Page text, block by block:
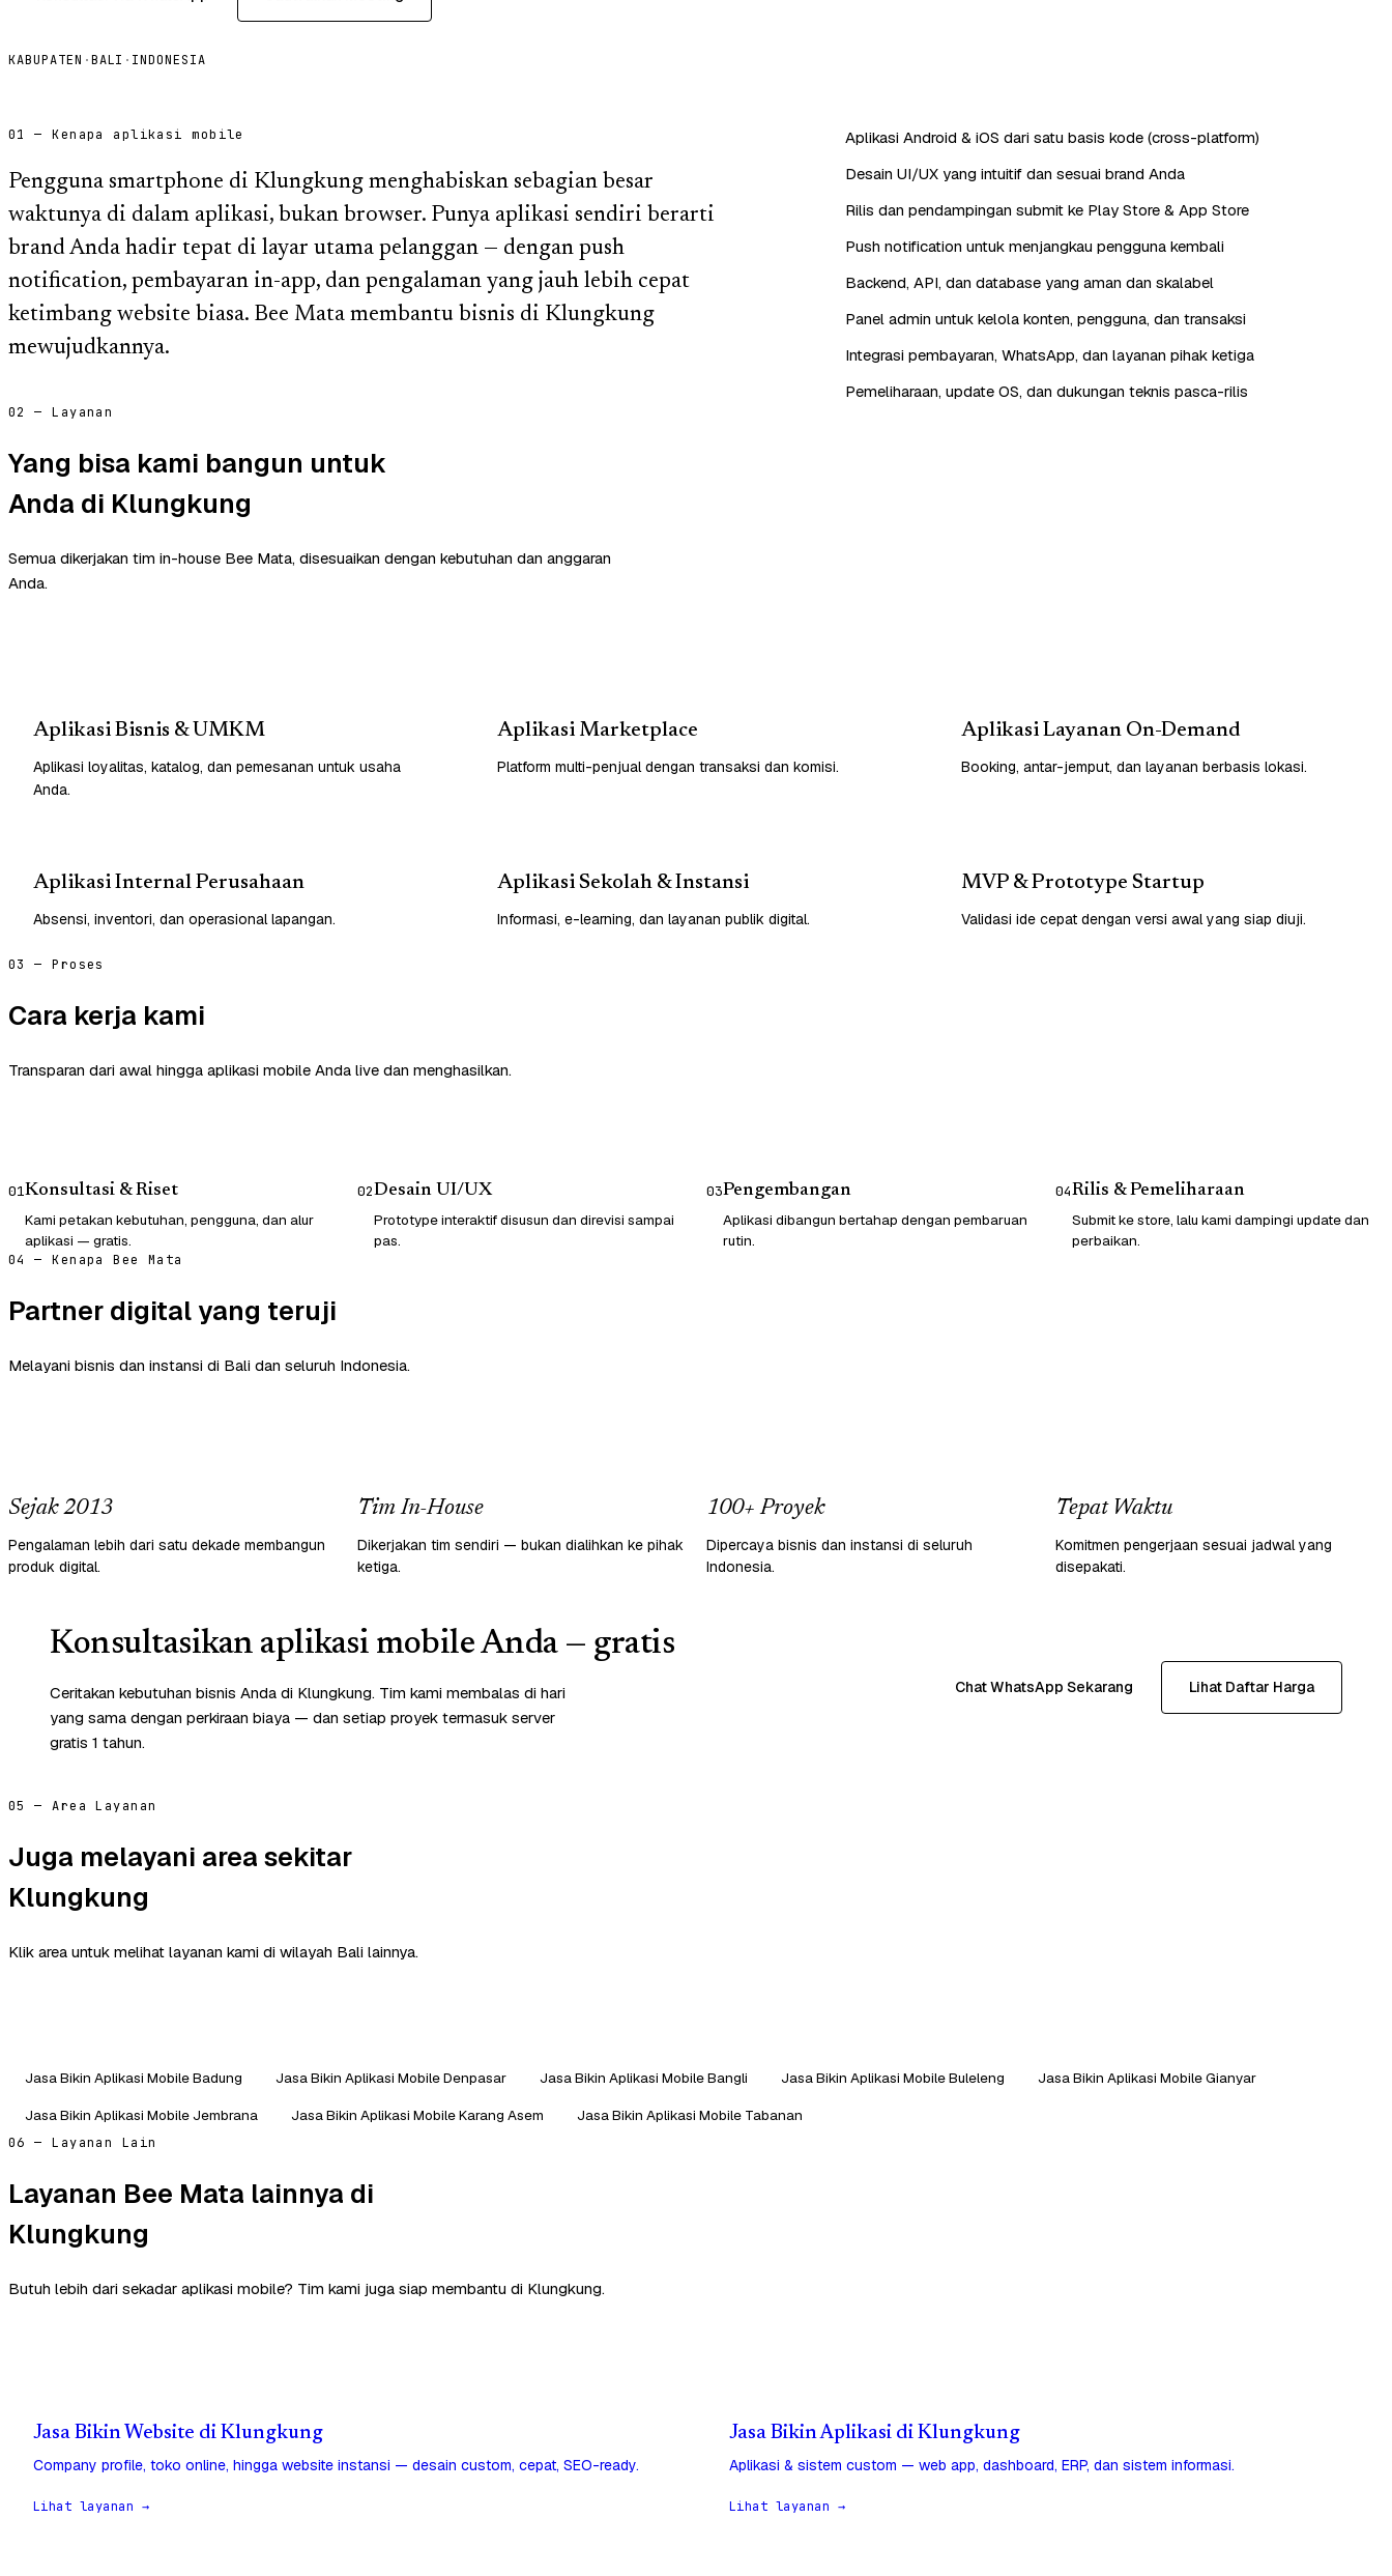
KABUPATEN ·BALI · INDONESIA
01 — Kenapa aplikasi mobile
Pengguna smartphone di Klungkung menghabiskan sebagian besar
waktunya di dalam aplikasi, bukan browser. Punya aplikasi sendiri berarti
brand Anda hadir tepat di layar utama pelanggan — dengan push
notification, pembayaran in-app, dan pengalaman yang jauh lebih cepat
ketimbang website biasa. Bee Mata membantu bisnis di Klungkung
mewujudkannya.
Aplikasi Android & iOS dari satu basis kode (cross-platform)
Desain UI/UX yang intuitif dan sesuai brand Anda
Rilis dan pendampingan submit ke Play Store & App Store
Push notification untuk menjangkau pengguna kembali
Backend, API, dan database yang aman dan skalabel
Panel admin untuk kelola konten, pengguna, dan transaksi
Integrasi pembayaran, WhatsApp, dan layanan pihak ketiga
Pemeliharaan, update OS, dan dukungan teknis pasca-rilis
02 — Layanan
Yang bisa kami bangun untuk
Anda di Klungkung
Semua dikerjakan tim in-house Bee Mata, disesuaikan dengan kebutuhan dan anggaran
Anda.
Aplikasi Bisnis & UMKM
Aplikasi loyalitas, katalog, dan pemesanan untuk usaha
Anda.
Aplikasi Marketplace
Platform multi-penjual dengan transaksi dan komisi.
Aplikasi Layanan On-Demand
Booking, antar-jemput, dan layanan berbasis lokasi.
Aplikasi Internal Perusahaan
Absensi, inventori, dan operasional lapangan.
Aplikasi Sekolah & Instansi
Informasi, e-learning, dan layanan publik digital.
MVP & Prototype Startup
Validasi ide cepat dengan versi awal yang siap diuji.
03 — Proses
Cara kerja kami
Transparan dari awal hingga aplikasi mobile Anda live dan menghasilkan.
01Konsultasi & Riset
Kami petakan kebutuhan, pengguna, dan alur
aplikasi — gratis.
02Desain UI/UX
Prototype interaktif disusun dan direvisi sampai
pas.
03Pengembangan
Aplikasi dibangun bertahap dengan pembaruan
rutin.
04Rilis & Pemeliharaan
Submit ke store, lalu kami dampingi update dan
perbaikan.
04 — Kenapa Bee Mata
Partner digital yang teruji
Melayani bisnis dan instansi di Bali dan seluruh Indonesia.
Sejak 2013
Pengalaman lebih dari satu dekade membangun
produk digital.
Tim In-House
Dikerjakan tim sendiri — bukan dialihkan ke pihak
ketiga.
100+ Proyek
Dipercaya bisnis dan instansi di seluruh
Indonesia.
Tepat Waktu
Komitmen pengerjaan sesuai jadwal yang
disepakati.
Konsultasikan aplikasi mobile Anda — gratis
Ceritakan kebutuhan bisnis Anda di Klungkung. Tim kami membalas di hari
yang sama dengan perkiraan biaya — dan setiap proyek termasuk server
gratis 1 tahun.
Chat WhatsApp Sekarang Lihat Daftar Harga
05 — Area Layanan
Juga melayani area sekitar
Klungkung
Klik area untuk melihat layanan kami di wilayah Bali lainnya.
Jasa Bikin Aplikasi Mobile Badung Jasa Bikin Aplikasi Mobile Denpasar Jasa Bikin Aplikasi Mobile Bangli Jasa Bikin Aplikasi Mobile Buleleng
Jasa Bikin Aplikasi Mobile Gianyar
Jasa Bikin Aplikasi Mobile Jembrana
Jasa Bikin Aplikasi Mobile Karang Asem Jasa Bikin Aplikasi Mobile Tabanan
06 — Layanan Lain
Layanan Bee Mata lainnya di
Klungkung
Butuh lebih dari sekadar aplikasi mobile? Tim kami juga siap membantu di Klungkung.
Jasa Bikin Website di Klungkung
Company profile, toko online, hingga website instansi — desain custom, cepat, SEO-ready.
Lihat layanan →
Jasa Bikin Aplikasi di Klungkung
Aplikasi & sistem custom — web app, dashboard, ERP, dan sistem informasi.
Lihat layanan →